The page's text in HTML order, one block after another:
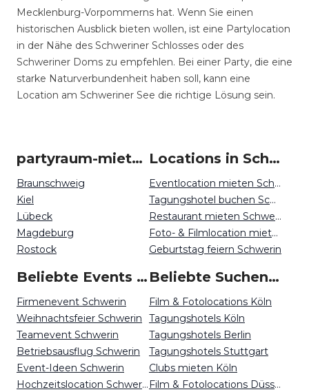
Mecklenburg-Vorpommerns hat. Wenn Sie einen
historischen Ausblick bieten wollen, ist eine Partylocation
in der Nähe des Schweriner Schlosses oder des
Schweriner Doms zu empfehlen. Bei einer Party, die eine
starke Naturverbundenheit haben soll, kann eine
Location am Schweriner See die richtige Lösung sein.
partyraum-mieten um Schwerin
Braunschweig
Kiel
Lübeck
Magdeburg
Rostock
Locations in Schwerin mieten
Eventlocation mieten Schwerin
Tagungshotel buchen Schwerin
Restaurant mieten Schwerin
Foto- & Filmlocation mieten Schwerin
Geburtstag feiern Schwerin
Beliebte Events in Schwerin
Firmenevent Schwerin
Weihnachtsfeier Schwerin
Teamevent Schwerin
Betriebsausflug Schwerin
Event-Ideen Schwerin
Hochzeitslocation Schwerin
Beliebte Suchen auf Event Inc
Film & Fotolocations Köln
Tagungshotels Köln
Tagungshotels Berlin
Tagungshotels Stuttgart
Clubs mieten Köln
Film & Fotolocations Düsseldorf